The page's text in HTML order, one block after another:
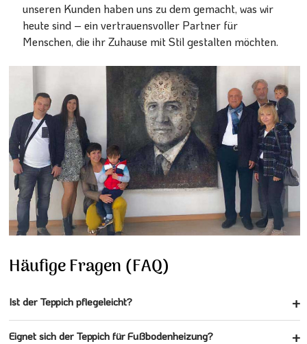
unseren Kunden haben uns zu dem gemacht, was wir
heute sind – ein vertrauensvoller Partner für
Menschen, die ihr Zuhause mit Stil gestalten möchten.
Häufige Fragen (FAQ)
Ist der Teppich pflegeleicht?
Eignet sich der Teppich für Fußbodenheizung?